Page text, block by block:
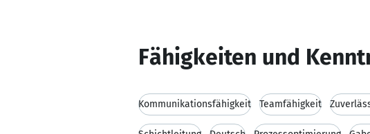
Fähigkeiten und
Kommunikationsfähigkeit Teamfähigkeit